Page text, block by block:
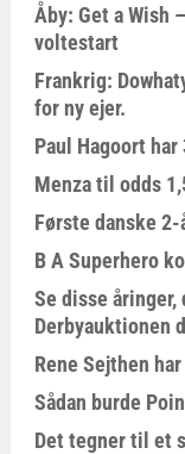
Åby: Get a Wish
voltestart
Frankrig:
for ny ejer.
Paul Hagoort
Menza til odds
Første danske
B A Superhero
Se disse
Derbyauktionen
Rene Sejthen
Sådan burde
Det tegner til et